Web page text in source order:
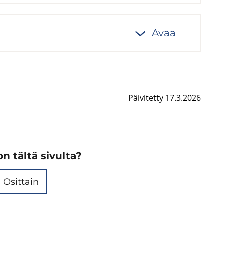
Avaa
Päivitetty 17.3.2026
tältä sivulta?
Osittain